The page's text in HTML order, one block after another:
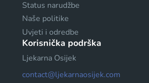
Status narudžbe
Naše politike
Uvjeti i odredbe
Korisnička podrška
Ljekarna Osijek
contact@ljekarnaosijek.com